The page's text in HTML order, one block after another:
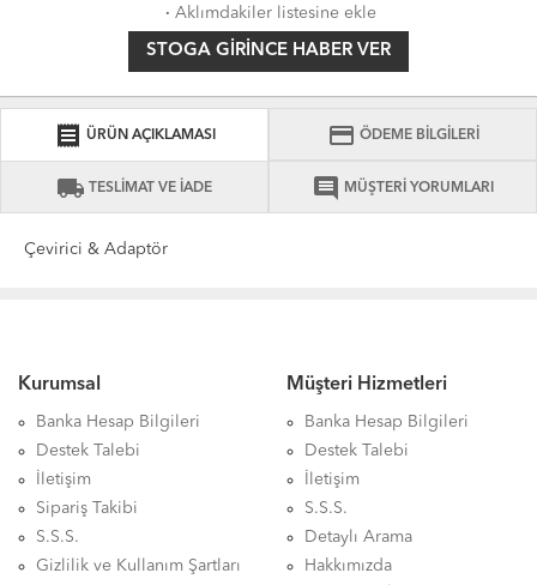
· Aklımdakiler listesine ekle
STOGA GIRINCE HABER VER
receipt ÜRÜN AÇIKLAMASI credit_card ÖDEME BİLGİLERİ
local_shipping TESLİMAT VE İADE comment MÜŞTERİ YORUMLARI
Çevirici & Adaptör
Kurumsal
Banka Hesap Bilgileri
Destek Talebi
İletişim
Sipariş Takibi
S.S.S.
Gizlilik ve Kullanım Şartları
Müşteri Hizmetleri
Banka Hesap Bilgileri
Destek Talebi
İletişim
S.S.S.
Detaylı Arama
Hakkımızda